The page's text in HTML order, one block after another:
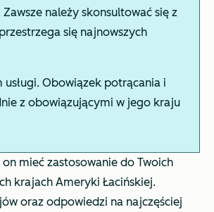
należy skonsultować się z
się najnowszych
Obowiązek potrącania i
z obowiązującymi w jego kraju
mieć zastosowanie do Twoich
krajach Ameryki Łacińskiej.
oraz odpowiedzi na najczęściej